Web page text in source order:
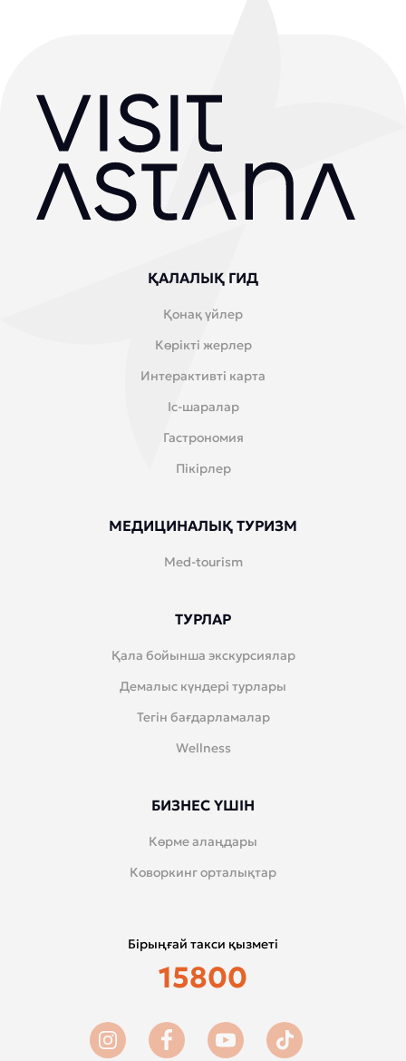
ҚАЛАЛЫҚ ГИД
Қонақ үйлер
Көрікті жерлер
Интерактивті карта
Іс-шаралар
Гастрономия
Пікірлер
МЕДИЦИНАЛЫҚ ТУРИЗМ
Med-tourism
ТУРЛАР
Қала бойынша экскурсиялар
Демалыс күндері турлары
Тегін бағдарламалар
Wellness
БИЗНЕС ҮШІН
Көрме алаңдары
Коворкинг орталықтар
Бірыңғай такси қызметі
15800